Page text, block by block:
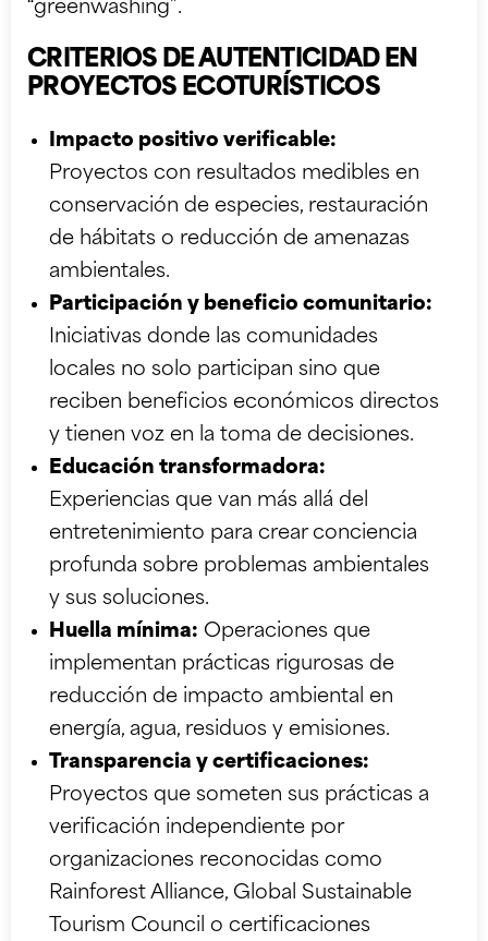
“greenwashing”.
CRITERIOS DE AUTENTICIDAD EN
PROYECTOS ECOTURÍSTICOS
Impacto positivo verificable:
Proyectos con resultados medibles en
conservación de especies, restauración
de hábitats o reducción de amenazas
ambientales.
Participación y beneficio comunitario:
Iniciativas donde las comunidades
locales no solo participan sino que
reciben beneficios económicos directos
y tienen voz en la toma de decisiones.
Educación transformadora:
Experiencias que van más allá del
entretenimiento para crear conciencia
profunda sobre problemas ambientales
y sus soluciones.
Huella mínima: Operaciones que
implementan prácticas rigurosas de
reducción de impacto ambiental en
energía, agua, residuos y emisiones.
Transparencia y certificaciones:
Proyectos que someten sus prácticas a
verificación independiente por
organizaciones reconocidas como
Rainforest Alliance, Global Sustainable
Tourism Council o certificaciones